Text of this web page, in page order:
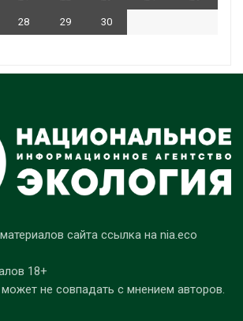
28 29
30
сайта ссылка на nia.eco
18+
не совпадать с мнением авторов.